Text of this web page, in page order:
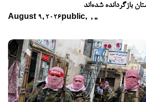
بازگردانده شده‌اند
August 9, 2026 public, ,,,